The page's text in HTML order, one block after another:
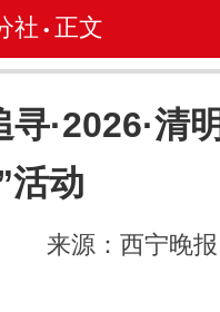
社 • 正文
·2026·清
活动
来源：西宁晚报